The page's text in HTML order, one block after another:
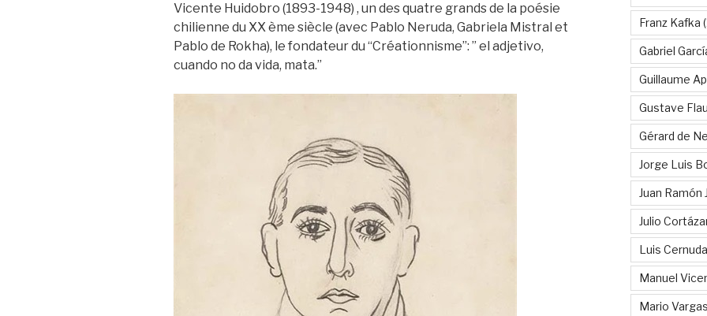
Vicente Huidobro (1893-1948) , un des quatre grands de la poésie
chilienne du XX ème siècle (avec Pablo Neruda, Gabriela Mistral et
Pablo de Rokha), le fondateur du “Créationnisme”: ” el adjetivo,
cuando no da vida, mata.”
Franz Kafka
Gabriel
Guillaume
Gustave
Gérard de
Jorge Luis
Juan Ramón
Julio
Luis Cernuda
Manuel
Mario